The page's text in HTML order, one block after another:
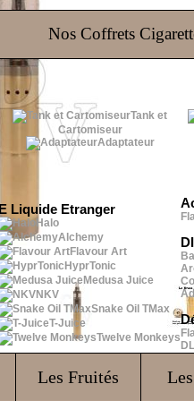
Nos Coffrets
Tank et
Cartomiseur
Adaptateur
E Liquide Etranger
Halo
Alchemy
Flavour Art
HyprTonic
Medusa Juice
NKV
Snake Oil TMax
T-Juice
Twelve Monkeys
Les Fruités